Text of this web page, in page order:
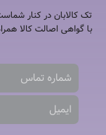
تک کالابان در کنار
با گواهی اصالت کالا